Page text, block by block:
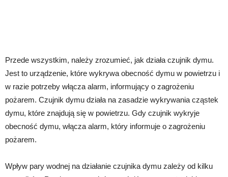
Przede wszystkim, należy zrozumieć, jak działa czujnik dymu.
Jest to urządzenie, które wykrywa obecność dymu w powietrzu i
w razie potrzeby włącza alarm, informujący o zagrożeniu
pożarem. Czujnik dymu działa na zasadzie wykrywania cząstek
dymu, które znajdują się w powietrzu. Gdy czujnik wykryje
obecność dymu, włącza alarm, który informuje o zagrożeniu
pożarem.
Wpływ pary wodnej na działanie czujnika dymu zależy od kilku